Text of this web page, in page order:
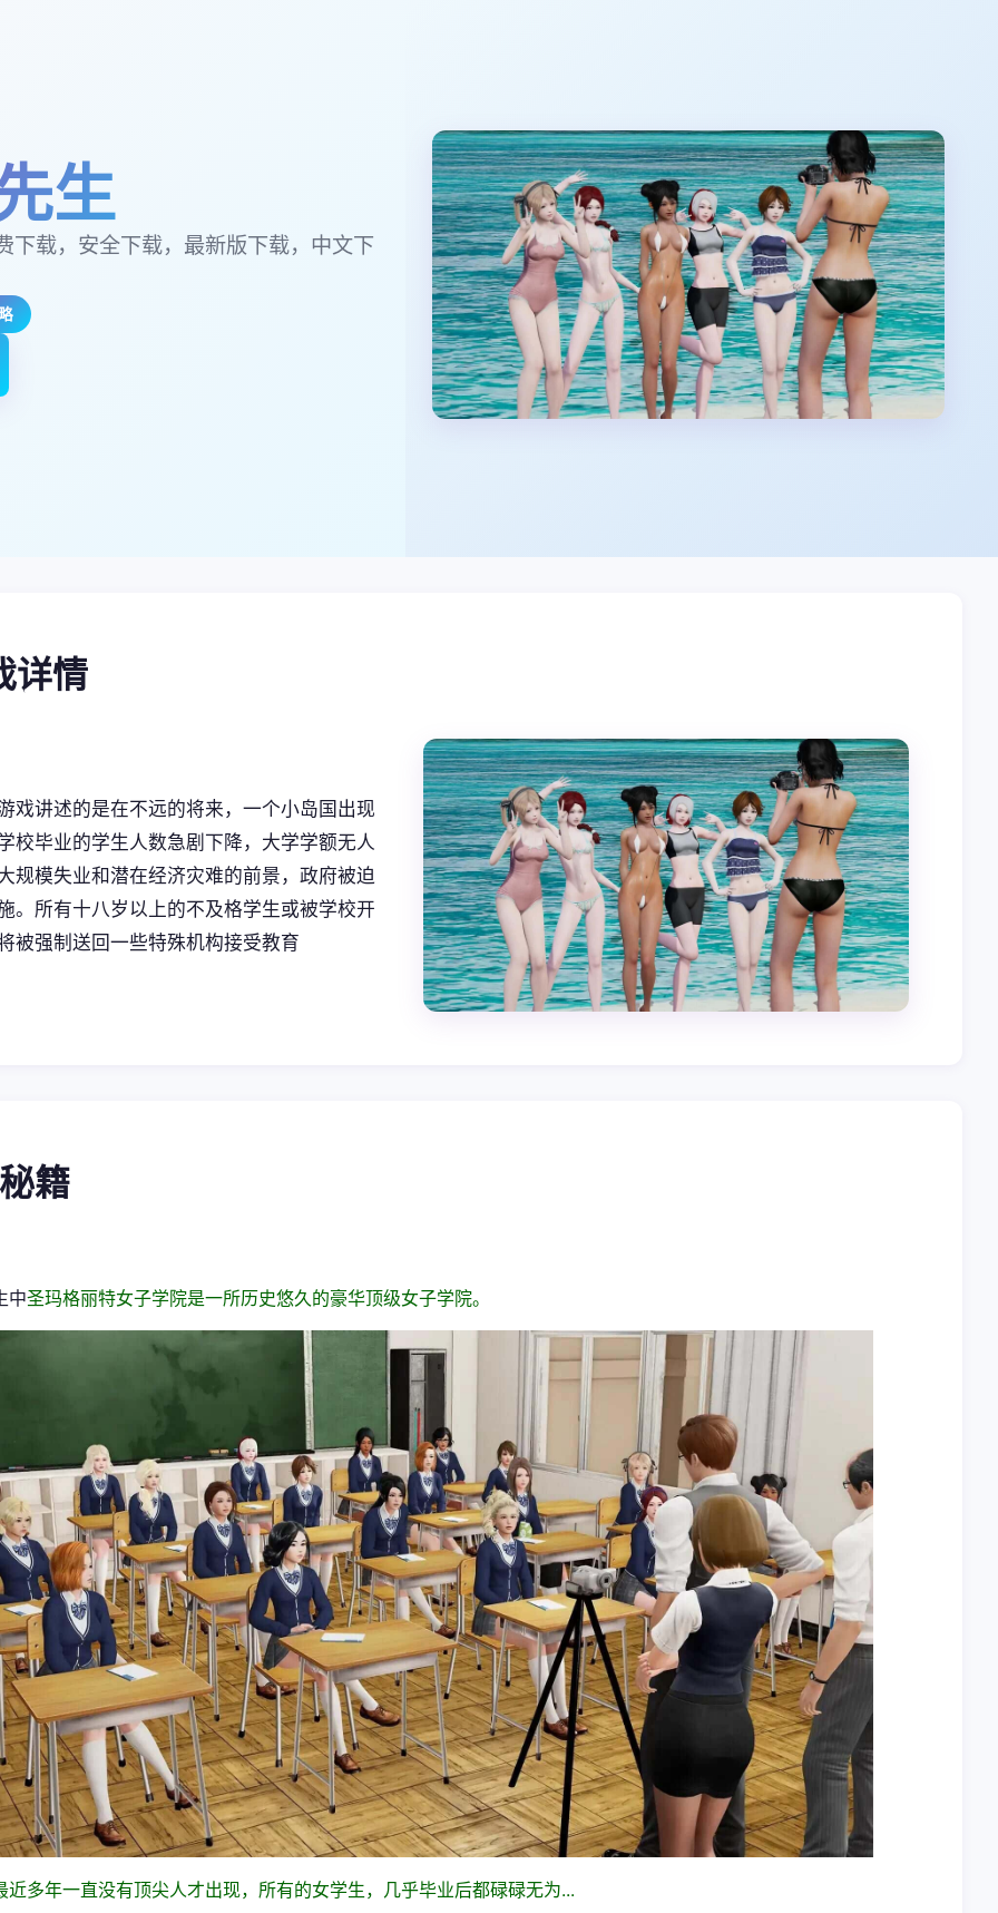
生
下载，安全下载，最新版下载，中文下
详情
戏讲述的是在不远的将来，一个小岛国出现
校毕业的学生人数急剧下降，大学学额无人
规模失业和潜在经济灾难的前景，政府被迫
。所有十八岁以上的不及格学生或被学校开
被强制送回一些特殊机构接受教育
籍
中圣玛格丽特女子学院是一所历史悠久的豪华顶级女子学院。
近多年一直没有顶尖人才出现，所有的女学生，几乎毕业后都碌碌无为...